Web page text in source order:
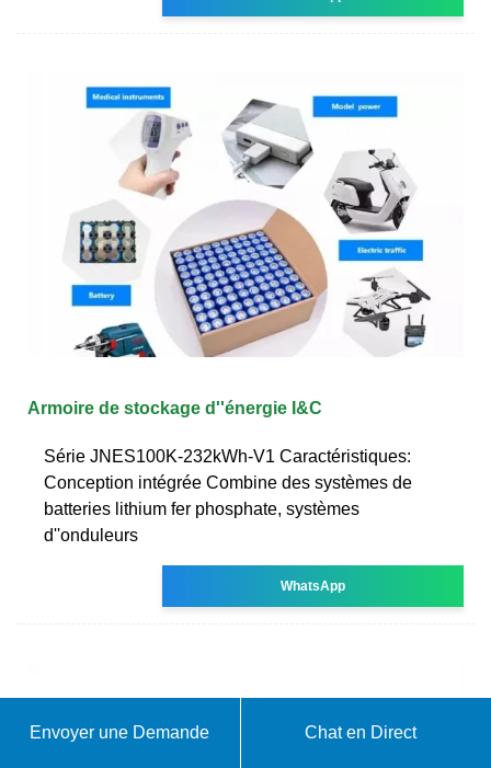
Armoire de stockage d''énergie I&C
Série JNES100K-232kWh-V1 Caractéristiques:
Conception intégrée Combine des systèmes de
batteries lithium fer phosphate, systèmes
d''onduleurs
WhatsApp
Envoyer une Demande Chat en Direct